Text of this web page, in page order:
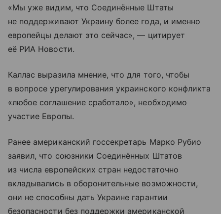
«Мы уже видим, что Соединённые Штаты
не поддерживают Украину более года, и именно
европейцы делают это сейчас», — цитирует
её РИА Новости.
Каллас выразила мнение, что для того, чтобы
в вопросе урегулирования украинского конфликта
«любое соглашение сработало», необходимо
участие Европы.
Ранее американский госсекретарь Марко Рубио
заявил, что союзники Соединённых Штатов
из числа европейских стран недостаточно
вкладывались в оборонительные возможности,
они не способны дать Украине гарантии
безопасности без поддержки американской